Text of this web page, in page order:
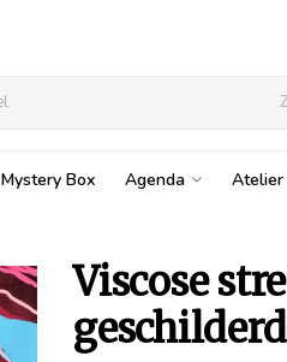
Mystery Box Agenda Atelier
Viscose